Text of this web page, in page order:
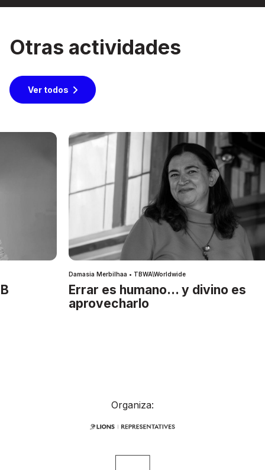
Otras actividades
Ver todos
Damasia Merbilhaa • TBWA\Worldwide
Errar es humano… y divino es
aprovecharlo
Organiza: